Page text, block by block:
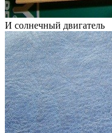
И солнечный двигатель